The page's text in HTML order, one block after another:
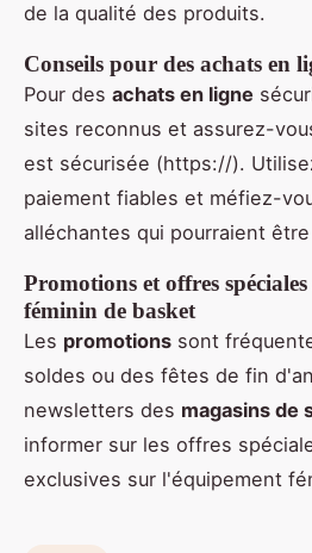
de la qualité des produits.
Conseils pour des achats en
Pour des achats en ligne
sites reconnus et assurez-
est sécurisée (https://).
paiement fiables et méfiez-
alléchantes qui pourraient
Promotions et offres
féminin de basket
Les promotions sont
soldes ou des fêtes de fin
newsletters des magasins de
informer sur les offres
exclusives sur l'équipement